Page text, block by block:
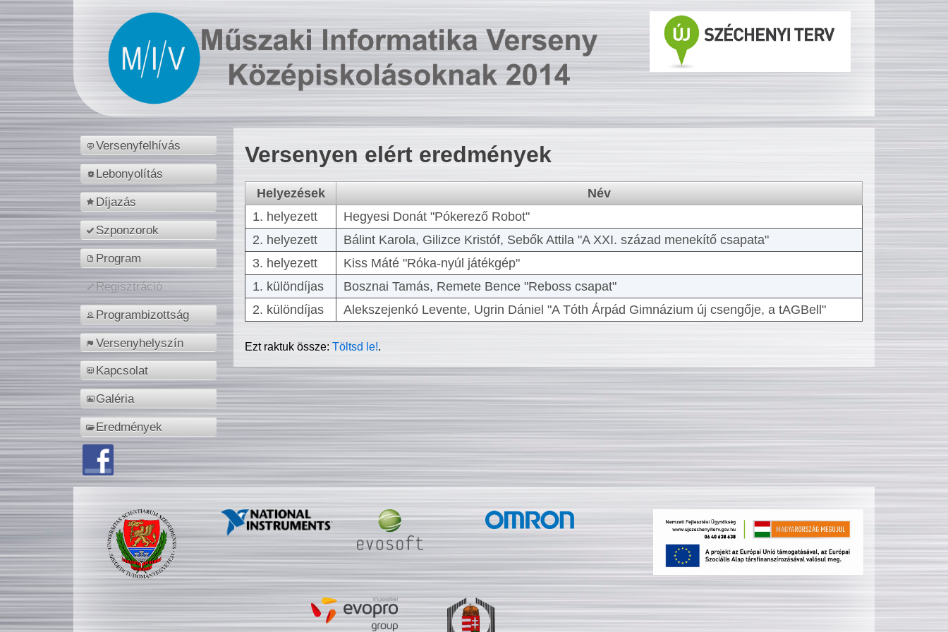
Versenyfelhívás
Lebonyolítás
Díjazás
Szponzorok
Program
Regisztráció
Programbizottság
Versenyhelyszín
Kapcsolat
Galéria
Eredmények
Versenyen elért eredmények
Helyezések
Név
1. helyezett
Hegyesi Donát "Pókerező Robot"
2. helyezett
Bálint Karola, Gilizce Kristóf, Sebők Attila "A XXI. század menekítő csapata"
3. helyezett
Kiss Máté "Róka-nyúl játékgép"
1. különdíjas
Bosznai Tamás, Remete Bence "Reboss csapat"
2. különdíjas
Alekszejenkó Levente, Ugrin Dániel "A Tóth Árpád Gimnázium új csengője, a tAGBell"
Ezt raktuk össze:Töltsd le!.